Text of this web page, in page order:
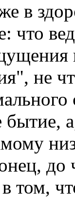
в
что
не
бытие,
до
том,